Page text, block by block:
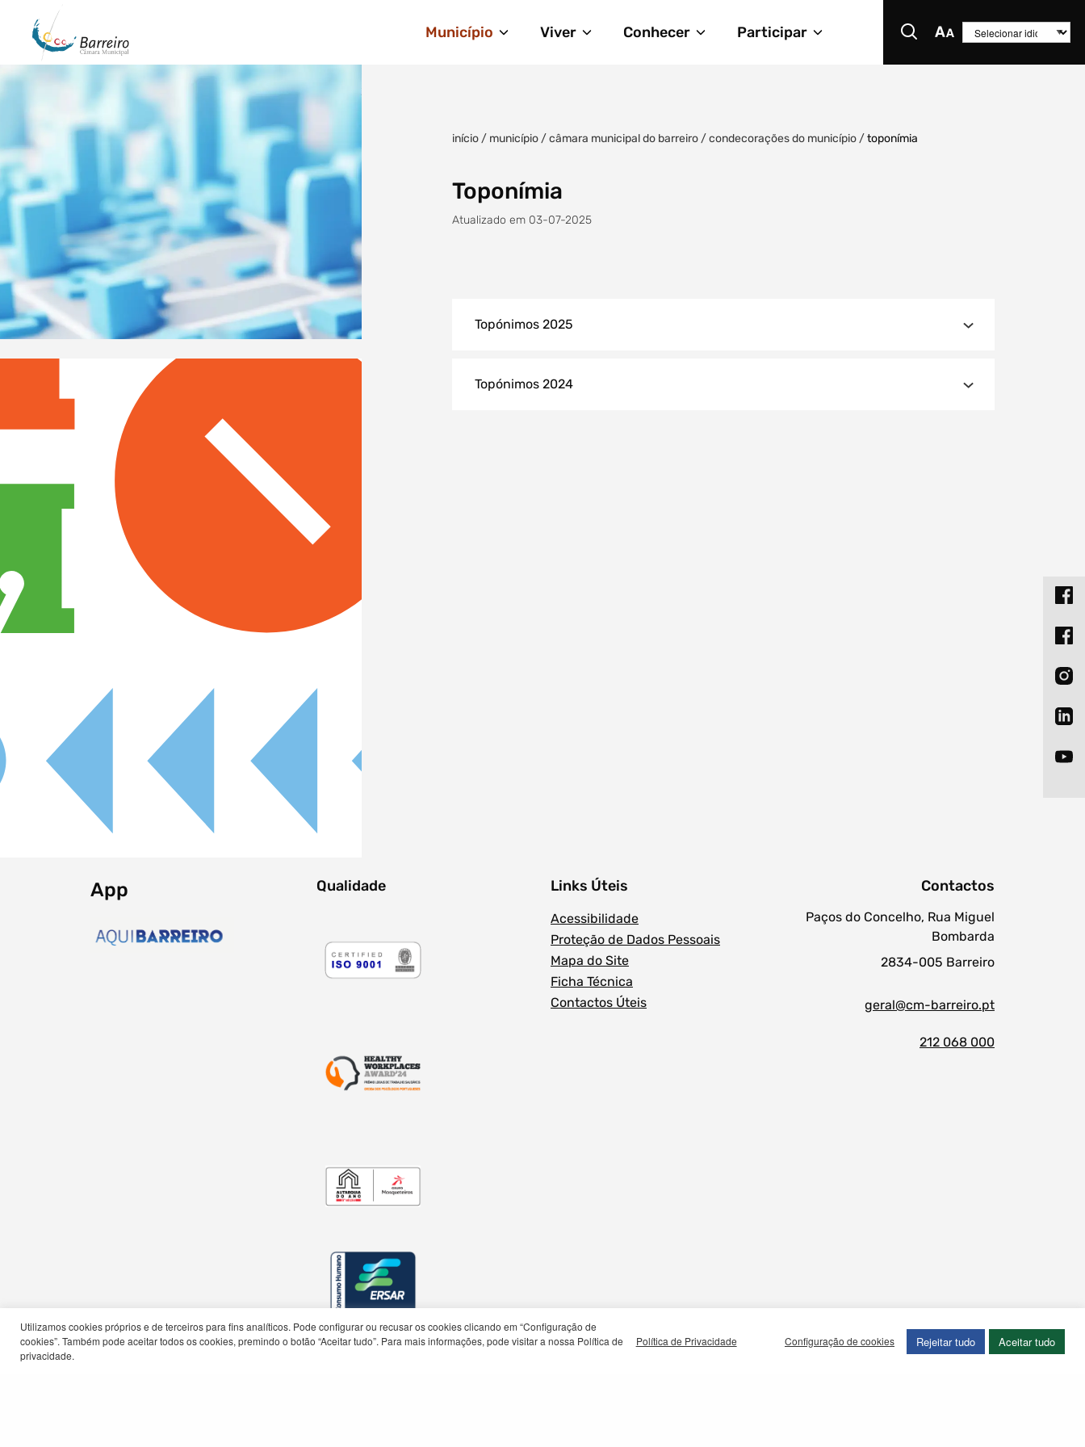
Município Viver Conhecer Participar
Filtro dos anos
início/ município/câmara municipal do barreiro/condecorações do município/toponímia
Toponímia
Atualizado em 03-07-2025
Topónimos 2025
Topónimos 2024
App Qualidade Links Úteis
Acessibilidade
Proteção de Dados Pessoais
Mapa do Site
Ficha Técnica
Contactos Úteis
Contactos
Paços do Concelho, Rua Miguel
Bombarda
2834-005 Barreiro
geral@cm-barreiro.pt
212 068 000
Utilizamos cookies próprios e de terceiros para fins analíticos. Pode configurar ou recusar os cookies clicando em “Configuração de
cookies”. Também pode aceitar todos os cookies, premindo o botão “Aceitar tudo”. Para mais informações, pode visitar a nossa Política de
privacidade.
Política de Privacidade Configuração de cookies Rejeitar tudo Aceitar tudo